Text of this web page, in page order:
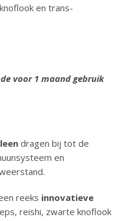
en trans-
voor 1 maand gebruik
dragen bij tot de
en
reeks innovatieve
reishi, zwarte knoflook